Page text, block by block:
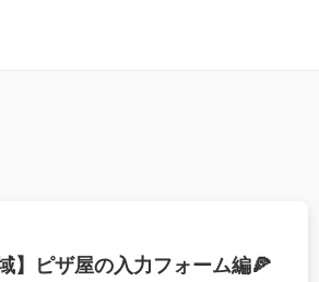
】ピザ屋の入力フォーム編🍕